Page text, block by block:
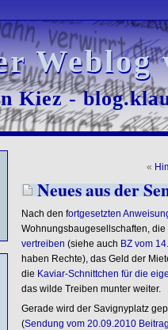
Weblog
Kiez -
Kiez -
«
Neues aus der
Nach den fortgesetzten
Wohnungsbaugesellschaften, die
vertreiben (siehe auch BZ vom
haben Rechte), das Geld der
die Kaviar-Schnittchen für die
das wilde Treiben munter weiter.
Gerade wird der Savignyplatz
(Sendung vom 20.09.2010